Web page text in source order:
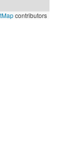
contributors